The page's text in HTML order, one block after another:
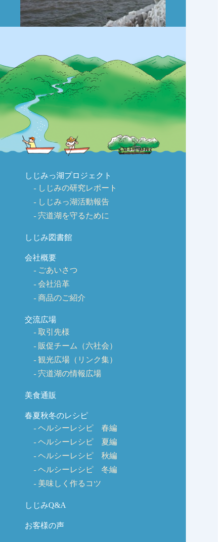
しじみっ湖プロジェクト
しじみの研究レポート
しじみっ湖活動報告
宍道湖を守るために
しじみ図書館
会社概要
ごあいさつ
会社沿革
商品のご紹介
交流広場
取引先様
販促チーム（六社会）
観光広場（リンク集）
宍道湖の情報広場
美食通販
春夏秋冬のレシピ
ヘルシーレシピ 春編
ヘルシーレシピ 夏編
ヘルシーレシピ 秋編
ヘルシーレシピ 冬編
美味しく作るコツ
しじみQ&A
お客様の声